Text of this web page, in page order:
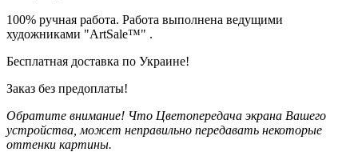
100% ручная работа. Работа выполнена ведущими
художниками "ArtSale™" .
Бесплатная доставка по Украине!
Заказ без предоплаты!
Обратите внимание! Что Цветопередача экрана Вашего
устройства, может неправильно передавать некоторые
оттенки картины.